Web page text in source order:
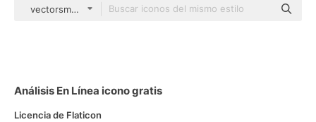
vectorsmarket15 Isometric
Análisis En Línea icono gratis
Licencia de Flaticon